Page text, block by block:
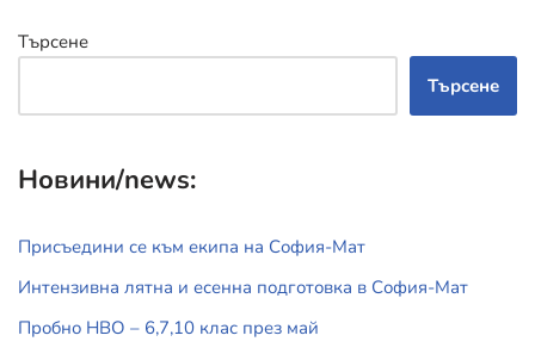
Търсене
Търсене
Новини/news:
Присъедини се към екипа на София-Мат
Интензивна лятна и есенна подготовка в София-Мат
Пробно НВО – 6,7,10 клас през май